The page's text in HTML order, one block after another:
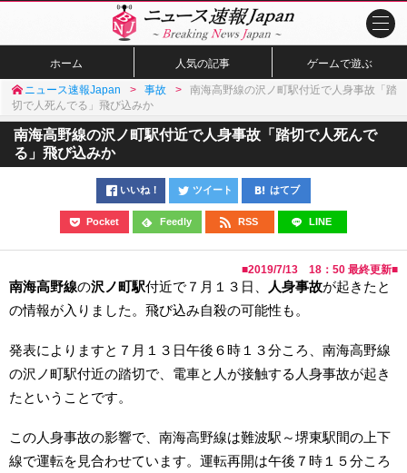
ホーム 人気の記事 ゲームで遊ぶ
ニュース速報Japan 事故
南海高野線の沢ノ町駅付近で人身事故「踏
切で人死んでる」飛び込みか
南海高野線の沢ノ町駅付近で人身事故「踏切で人死んで
る」飛び込みか
いいね！ ツイート はてブ
Pocket Feedly RSS LINE
■2019/7/13 18：50 最終更新■
南海高野線の沢ノ町駅付近で７月１３日、 人身事故が起きたと
の情報が入りました。飛び込み自殺の可能性も。
発表によりますと７月１３日午後６時１３分ころ、南海高野線
の沢ノ町駅付近の踏切で、電車と人が接触する人身事故が起き
たということです。
この人身事故の影響で、南海高野線は難波駅～堺東駅間の上下
線で運転を見合わせています。運転再開は午後７時１５分ころ